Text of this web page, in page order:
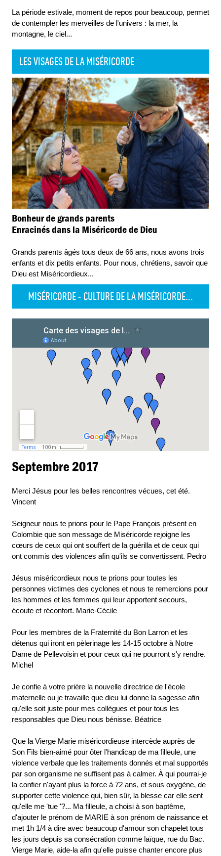
La période estivale, moment de repos pour beaucoup, permet
de contempler les merveilles de l'univers : la mer, la
montagne, le ciel...
LES VISAGES DE LA MISÉRICORDE
Bonheur de grands parents
Enracinés dans la Miséricorde de Dieu
Grands parents âgés tous deux de 66 ans, nous avons trois
enfants et dix petits enfants. Pour nous, chrétiens, savoir que
Dieu est Miséricordieux...
MISÉRICORDE - CULTURE DE LA MISÉRICORDE...
Septembre 2017
Merci Jésus pour les belles rencontres vécues, cet été.
Vincent
Seigneur nous te prions pour le Pape François présent en
Colombie que son message de Miséricorde rejoigne les
cœurs de ceux qui ont souffert de la guérilla et de ceux qui
ont commis des violences afin qu'ils se convertissent. Pedro
Jésus miséricordieux nous te prions pour toutes les
personnes victimes des cyclones et nous te remercions pour
les hommes et les femmes qui leur apportent secours,
écoute et réconfort. Marie-Cécile
Pour les membres de la Fraternité du Bon Larron et les
détenus qui iront en pèlerinage les 14-15 octobre à Notre
Dame de Pellevoisin et pour ceux qui ne pourront s'y rendre.
Michel
Je confie à votre prière la nouvelle directrice de l'école
maternelle ou je travaille que dieu lui donne la sagesse afin
qu'elle soit juste pour mes collègues et pour tous les
responsables que Dieu nous bénisse. Béatrice
Que la Vierge Marie miséricordieuse intercède auprès de
Son Fils bien-aimé pour ôter l'handicap de ma filleule, une
violence verbale que les traitements donnés et mal supportés
par son organisme ne suffisent pas à calmer. À qui pourrai-je
la confier n'ayant plus la force à 72 ans, et sous oxygène, de
supporter cette violence qui, bien sûr, la blesse car elle sent
qu'elle me 'tue '?... Ma filleule, a choisi à son baptême,
d'ajouter le prénom de MARIE à son prénom de naissance et
met 1h 1/4 à dire avec beaucoup d'amour son chapelet tous
les jours depuis sa consécration comme laïque, rue du Bac.
Vierge Marie, aide-la afin qu'elle puisse chanter encore plus